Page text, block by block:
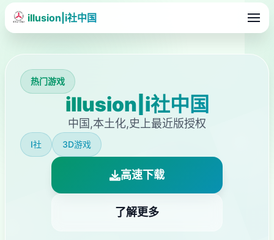
illusion|i社中国
热门游戏
illusion|i社中国
中国,本土化,史上最近版授权
I社 3D游戏
高速下载
了解更多